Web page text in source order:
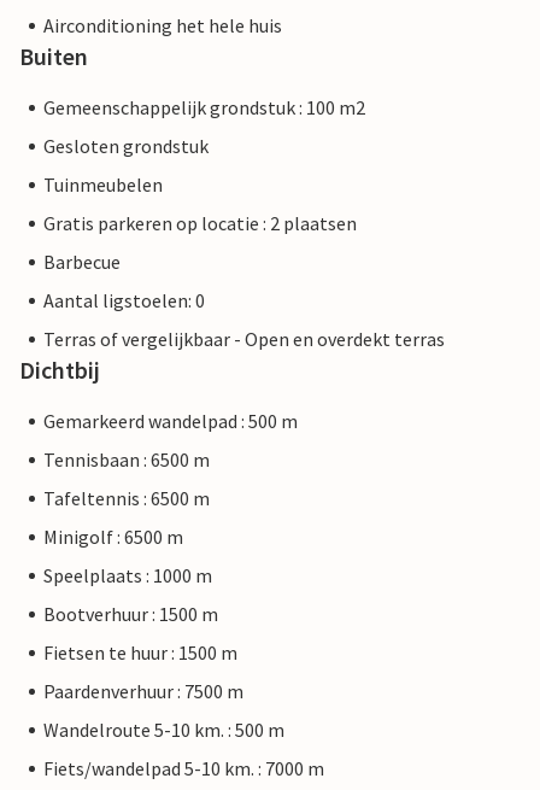
Airconditioning het hele huis
Buiten
Gemeenschappelijk grondstuk : 100 m2
Gesloten grondstuk
Tuinmeubelen
Gratis parkeren op locatie : 2 plaatsen
Barbecue
Aantal ligstoelen: 0
Terras of vergelijkbaar - Open en overdekt terras
Dichtbij
Gemarkeerd wandelpad : 500 m
Tennisbaan : 6500 m
Tafeltennis : 6500 m
Minigolf : 6500 m
Speelplaats : 1000 m
Bootverhuur : 1500 m
Fietsen te huur : 1500 m
Paardenverhuur : 7500 m
Wandelroute 5-10 km. : 500 m
Fiets/wandelpad 5-10 km. : 7000 m